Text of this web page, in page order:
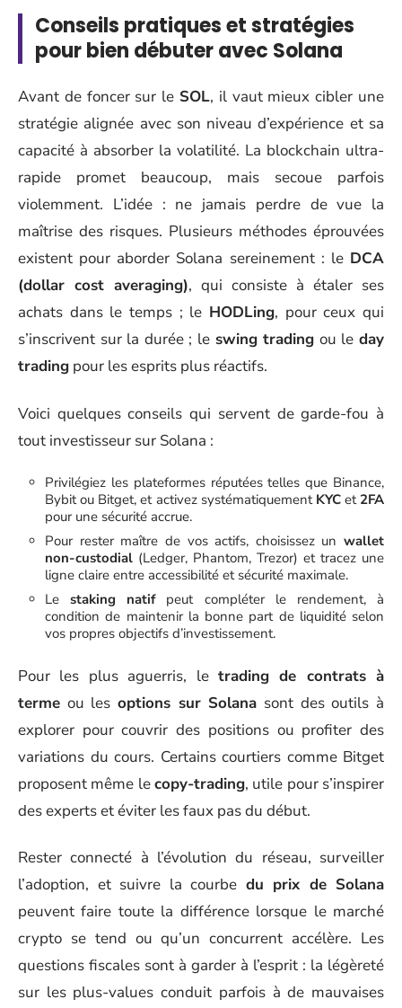
Conseils pratiques et stratégies
pour bien débuter avec Solana
Avant de foncer sur le SOL, il vaut mieux cibler une
stratégie alignée avec son niveau d’expérience et sa
capacité à absorber la volatilité. La blockchain ultra-
rapide promet beaucoup, mais secoue parfois
violemment. L’idée : ne jamais perdre de vue la
maîtrise des risques. Plusieurs méthodes éprouvées
existent pour aborder Solana sereinement : le DCA
(dollar cost averaging), qui consiste à étaler ses
achats dans le temps ; le HODLing, pour ceux qui
s’inscrivent sur la durée ; le swing trading ou leday
trading pour les esprits plus réactifs.
Voici quelques conseils qui servent de garde-fou à
tout investisseur sur Solana :
Privilégiez les plateformes réputées telles que Binance,
Bybit ou Bitget, et activez systématiquement KYCet 2FA
pour une sécurité accrue.
Pour rester maître de vos actifs, choisissez un wallet
non-custodial (Ledger, Phantom, Trezor) et tracez une
ligne claire entre accessibilité et sécurité maximale.
Lestaking natifpeut compléter le rendement, à
condition de maintenir la bonne part de liquidité selon
vos propres objectifs d’investissement.
Pour les plus aguerris, le trading de contrats à
terme ou les options sur Solana sont des outils à
explorer pour couvrir des positions ou profiter des
variations du cours. Certains courtiers comme Bitget
proposent même lecopy-trading, utile pour s’inspirer
des experts et éviter les faux pas du début.
Rester connecté à l’évolution du réseau, surveiller
l’adoption, et suivre la courbe du prix de Solana
peuvent faire toute la différence lorsque le marché
crypto se tend ou qu’un concurrent accélère. Les
questions fiscales sont à garder à l’esprit : la légèreté
sur les plus-values conduit parfois à de mauvaises